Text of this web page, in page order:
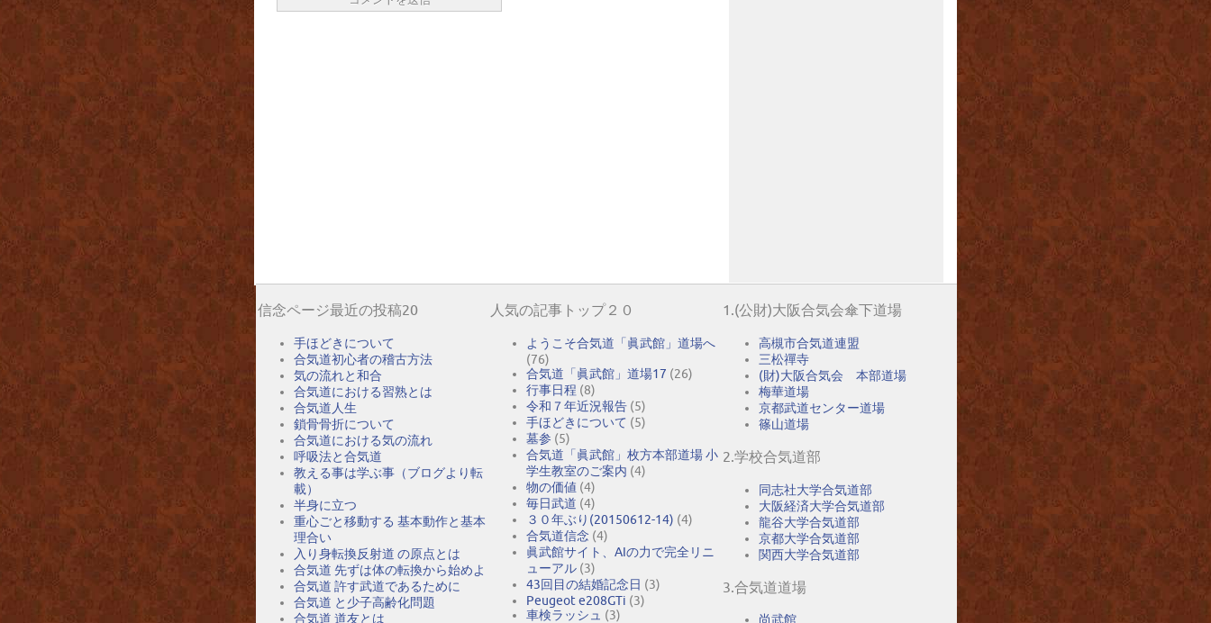
信念ページ最近の投稿20
手ほどきについて
合気道初心者の稽古方法
気の流れと和合
合気道における習熟とは
合気道人生
鎖骨骨折について
合気道における気の流れ
呼吸法と合気道
教える事は学ぶ事（ブログより転
載）
半身に立つ
重心ごと移動する 基本動作と基本
理合い
入り身転換反射道 の原点とは
合気道 先ずは体の転換から始めよ
合気道 許す武道であるために
合気道 と少子高齢化問題
合気道 道友とは
人気の記事トップ２０
ようこそ合気道「眞武館」道場へ
(76)
合気道「眞武館」道場17 (26)
行事日程 (8)
令和７年近況報告 (5)
手ほどきについて (5)
墓参 (5)
合気道「眞武館」枚方本部道場 小
学生教室のご案内 (4)
物の価値 (4)
毎日武道 (4)
３０年ぶり(20150612-14) (4)
合気道信念 (4)
眞武館サイト、AIの力で完全リニ
ューアル (3)
43回目の結婚記念日 (3)
Peugeot e208GTi (3)
車検ラッシュ (3)
1.(公財)大阪合気会傘下道場
高槻市合気道連盟
三松禪寺
(財)大阪合気会 本部道場
梅華道場
京都武道センター道場
篠山道場
2.学校合気道部
同志社大学合気道部
大阪経済大学合気道部
龍谷大学合気道部
京都大学合気道部
関西大学合気道部
3.合気道道場
尚武館